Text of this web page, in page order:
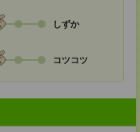
しずか
コツコツ